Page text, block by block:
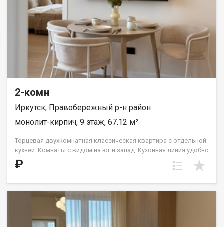
2-комн
Иркутск, Правобережный р-н район
монолит-кирпич, 9 этаж, 67.12 м²
Торцевая двухкомнатная классическая квартира с отдельной
кухней. Комнаты с видом на юг и запад. Кухонная линия удобно
располагается в нише, что позволит обустроить столовую
зону возле окна и наслаждаться солнечным светом. Спальни
шкафов-купе. Два санузла: гостевой и совмещенный. ООО СЗ
«ДЕСС-Инвест» (Группа строительных компаний «Восток
₽